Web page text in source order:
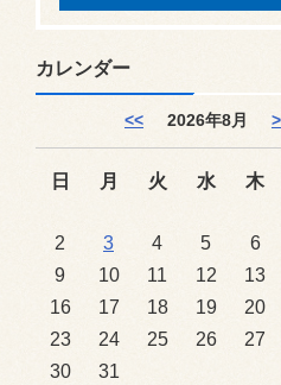
カレンダー
<< 2026年8月
日 月 火 水 木
2
3 4 5 6
9
10 11 12 13
16
17 18 19 20
23
24 25 26 27
30
31